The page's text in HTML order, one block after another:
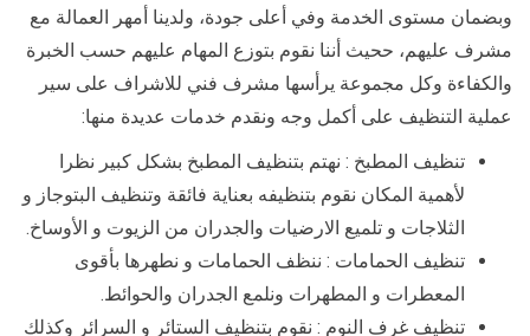
وبضمان مستوى الخدمة وفي أعلى جودة، ولدينا أمهر العمالة مع
مشرف عليهم، ححيث أننا نقوم بتوزع المهام عليهم حسب الخبرة
والكفاءة وكل مجموعة يرأسها مشرف فني للاشراف على سير
عملية التنظيف على أكمل وجه ونقدم خدمات عديدة منها:
تنظيف المطبخ : نهتم بتنظيف المطبخ بشكل كبير نظرا
لأهمية المكان نقوم بتنظيفه بعناية فائقة وتنظيف البتوجاز و
الثلاجات و تلميع الارضيات والجدران من الزيوت و الأوساخ.
تنظيف الحمامات : ننظف الحمامات و نطهرها بأقوى
المعطرات و المطهرات ونلمع الجدران والحوائط.
تنظيف غرف النوم : نقوم بتنظيف الستائر و السرائر وكذلك